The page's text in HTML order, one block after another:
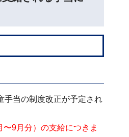
手当の制度改正が予定され
9月分）の支給につきま